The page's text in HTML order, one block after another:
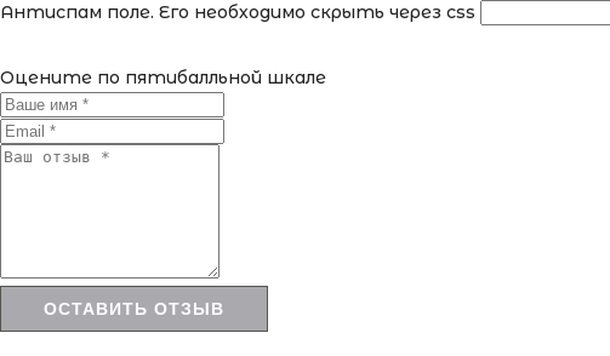
Антиспам поле. Его необходимо скрыть через css
Оцените по пятибалльной шкале